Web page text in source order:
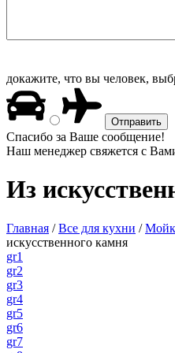
докажите, что вы человек,
Спасибо за Ваше сообщение!
Наш менеджер свяжется с
Из
Главная /Все для кухни /
искусственного камня
gr1
gr2
gr3
gr4
gr5
gr6
gr7